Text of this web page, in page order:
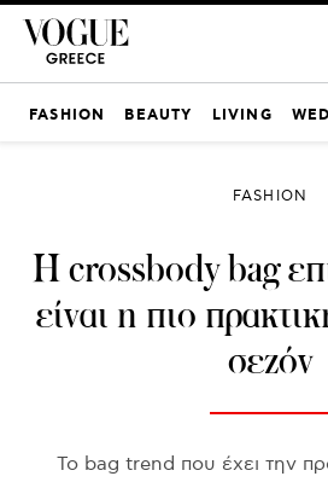
FASHION BEAUTY LIVING
FASHION
Η crossbody bag
είναι η πιο
σεζόν
Το bag trend που έχει την